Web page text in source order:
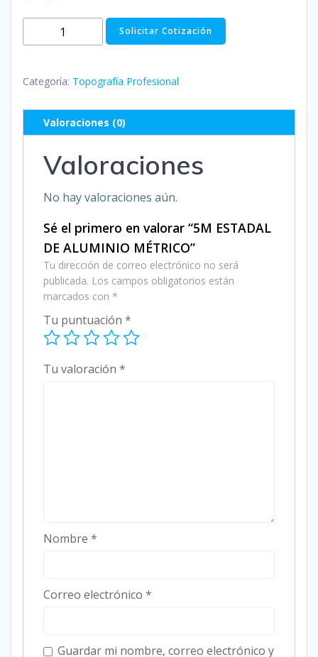
ESTADAL
ALUMINIO
cantidad
Solicitar Cotización
Categoría: Topografía Profesional
Valoraciones (0)
Valoraciones
No hay valoraciones aún.
Sé el primero en valorar “5M ESTADAL
DE ALUMINIO MÉTRICO”
Tu dirección de correo electrónico no será
publicada. Los campos obligatorios están
marcados con *
Tu puntuación *
Tu valoración *
Nombre *
Correo electrónico *
Guardar mi nombre, correo electrónico y